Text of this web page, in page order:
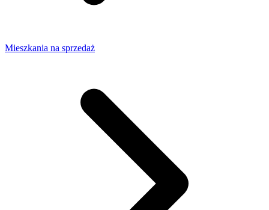
Mieszkania na sprzedaż